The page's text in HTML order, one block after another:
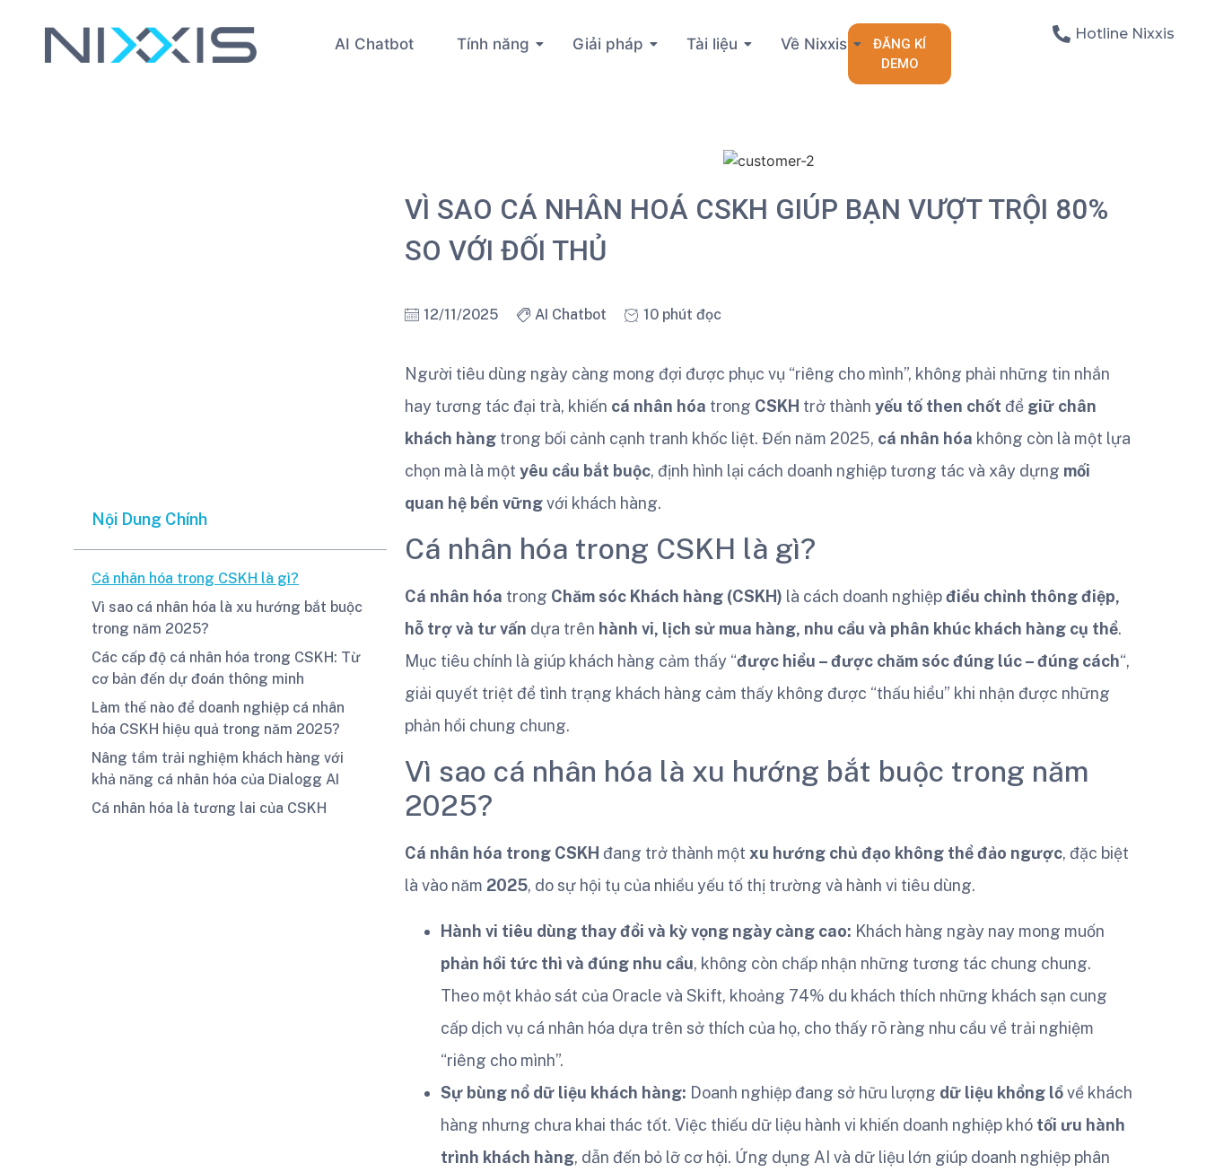
AI Chatbot Tính năng Giải pháp Tài liệu Về Nixxis
ĐĂNG KÍ
DEMO
Hotline Nixxis
Nội Dung Chính
Cá nhân hóa trong CSKH là gì?
Vì sao cá nhân hóa là xu hướng bắt buộc
trong năm 2025?
Các cấp độ cá nhân hóa trong CSKH: Từ
cơ bản đến dự đoán thông minh
Làm thế nào để doanh nghiệp cá nhân
hóa CSKH hiệu quả trong năm 2025?
Nâng tầm trải nghiệm khách hàng với
khả năng cá nhân hóa của Dialogg AI
Cá nhân hóa là tương lai của CSKH
VÌ SAO CÁ NHÂN HOÁ CSKH GIÚP BẠN VƯỢT TRỘI 80%
SO VỚI ĐỐI THỦ
12/11/2025 AI Chatbot 10 phút đọc
Người tiêu dùng ngày càng mong đợi được phục vụ “riêng cho mình”, không phải những tin nhắn
hay tương tác đại trà, khiến cá nhân hóa trong CSKH trở thành yếu tố then chốt để giữ chân
khách hàng trong bối cảnh cạnh tranh khốc liệt. Đến năm 2025, cá nhân hóa không còn là một lựa
chọn mà là một yêu cầu bắt buộc, định hình lại cách doanh nghiệp tương tác và xây dựng mối
quan hệ bền vữngvới khách hàng.
Cá nhân hóa trong CSKH là gì?
Cá nhân hóa trong Chăm sóc Khách hàng (CSKH) là cách doanh nghiệpđiều chỉnh thông điệp,
hỗ trợ và tư vấn dựa trên hành vi, lịch sử mua hàng, nhu cầu và phân khúc khách hàng cụ thể.
Mục tiêu chính là giúp khách hàng cảm thấy “được hiểu – được chăm sóc đúng lúc – đúng cách“,
giải quyết triệt để tình trạng khách hàng cảm thấy không được “thấu hiểu” khi nhận được những
phản hồi chung chung.
Vì sao cá nhân hóa là xu hướng bắt buộc trong năm
2025?
Cá nhân hóa trong CSKH đang trở thành một xu hướng chủ đạo không thể đảo ngược, đặc biệt
là vào năm 2025, do sự hội tụ của nhiều yếu tố thị trường và hành vi tiêu dùng.
Hành vi tiêu dùng thay đổi và kỳ vọng ngày càng cao: Khách hàng ngày nay mong muốn
phản hồi tức thì và đúng nhu cầu, không còn chấp nhận những tương tác chung chung.
Theo một khảo sát của Oracle và Skift, khoảng 74% du khách thích những khách sạn cung
cấp dịch vụ cá nhân hóa dựa trên sở thích của họ, cho thấy rõ ràng nhu cầu về trải nghiệm
“riêng cho mình”.
Sự bùng nổ dữ liệu khách hàng: Doanh nghiệp đang sở hữu lượng dữ liệu khổng lồvề khách
hàng nhưng chưa khai thác tốt. Việc thiếu dữ liệu hành vi khiến doanh nghiệp khó tối ưu hành
trình khách hàng, dẫn đến bỏ lỡ cơ hội. Ứng dụng AI và dữ liệu lớn giúp doanh nghiệp phân